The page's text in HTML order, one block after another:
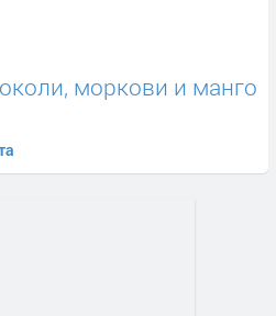
моркови и манго